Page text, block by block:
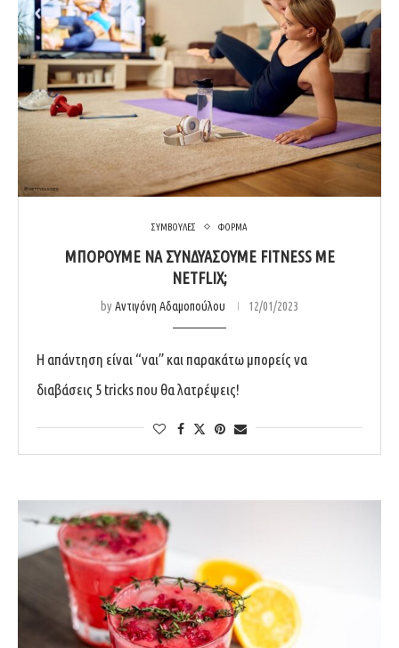
ΣΥΜΒΟΥΛΕΣ ΦΟΡΜΑ
ΜΠΟΡΟΥΜΕ ΝΑ ΣΥΝΔΥΑΣΟΥΜΕ FITNESS ME
NETFLIX;
byΑντιγόνη Αδαμοπούλου 12/01/2023
Η απάντηση είναι “ναι” και παρακάτω μπορείς να
διαβάσεις 5 tricks που θα λατρέψεις!